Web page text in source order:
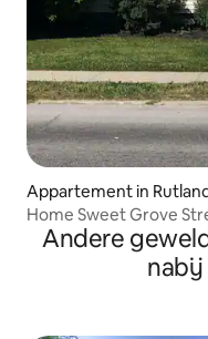
Appartement in
Home Sweet Grove
Andere
nabij